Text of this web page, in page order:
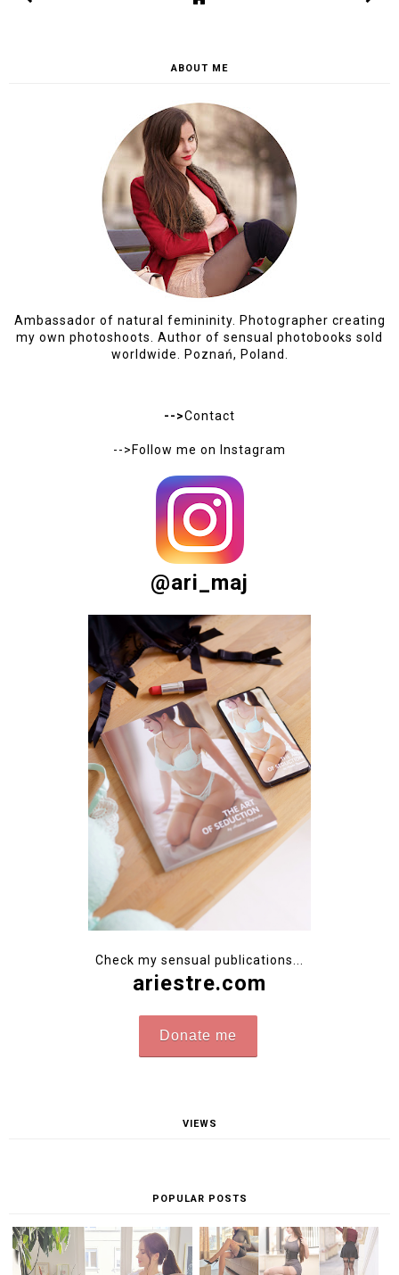
ABOUT ME
Ambassador of natural femininity. Photographer creating
my own photoshoots. Author of sensual photobooks sold
worldwide. Poznań, Poland.
-->Contact
-->Follow me on Instagram
@ari_maj
Check my sensual publications...
ariestre.com
Donate me
VIEWS
POPULAR POSTS